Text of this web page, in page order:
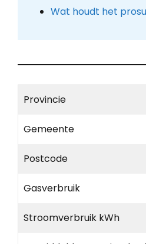
Wat houdt het
Provincie
Gemeente
Postcode
Gasverbruik
Stroomverbruik kWh